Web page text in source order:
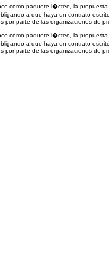
como paquete l�cteo, la
a que haya un contrato
por parte de las organizaciones de
como paquete l�cteo, la
a que haya un contrato
por parte de las organizaciones de